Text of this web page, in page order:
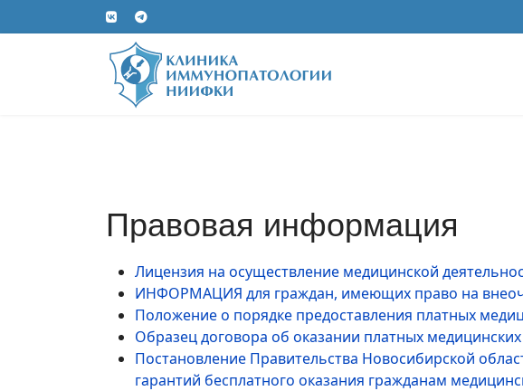
Правовая информация
Лицензия на осуществление медицинской
ИНФОРМАЦИЯ для граждан, имеющих право на
Положение о порядке предоставления платных
Образец договора об оказании платных медицинских
Постановление Правительства Новосибирской
гарантий бесплатного оказания гражданам